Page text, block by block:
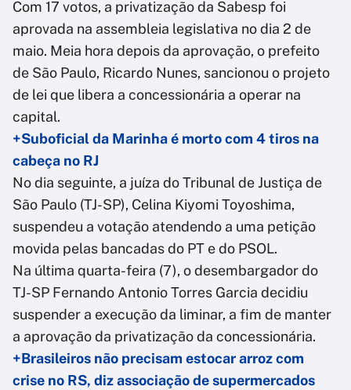
Com 17 votos, a privatização da Sabesp foi
aprovada na assembleia legislativa no dia 2 de
maio. Meia hora depois da aprovação, o prefeito
de São Paulo, Ricardo Nunes, sancionou o projeto
de lei que libera a concessionária a operar na
capital.
+Suboficial da Marinha é morto com 4 tiros na
cabeça no RJ
No dia seguinte, a juíza do Tribunal de Justiça de
São Paulo (TJ-SP), Celina Kiyomi Toyoshima,
suspendeu a votação atendendo a uma petição
movida pelas bancadas do PT e do PSOL.
Na última quarta-feira (7), o desembargador do
TJ-SP Fernando Antonio Torres Garcia decidiu
suspender a execução da liminar, a fim de manter
a aprovação da privatização da concessionária.
+Brasileiros não precisam estocar arroz com
crise no RS, diz associação de supermercados